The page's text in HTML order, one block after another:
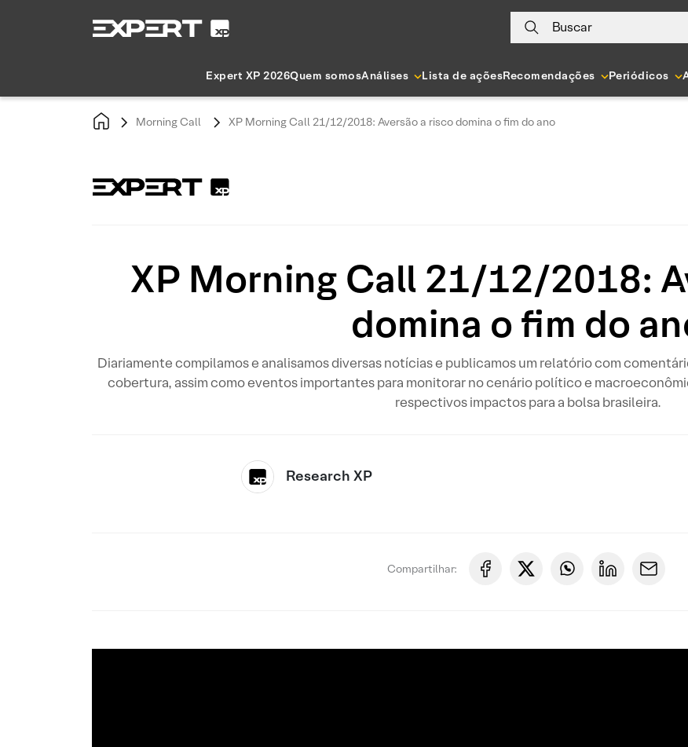
Buscar
Expert XP 2026Quem somosAnálises Lista de açõesRecomendações Periódicos
Morning Call XP Morning Call 21/12/2018: Aversão a risco domina o fim do ano
XP Morning Call 21/12/2018:
domina o fim do
Diariamente compilamos e analisamos diversas notícias e publicamos um relatório com
cobertura, assim como eventos importantes para monitorar no cenário político e
respectivos impactos para a bolsa brasileira.
Research XP
Compartilhar: